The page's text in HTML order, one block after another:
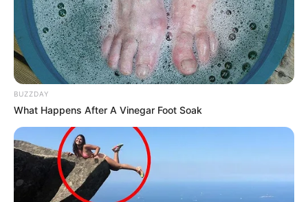
BUZZDAY
What Happens After A Vinegar Foot Soak